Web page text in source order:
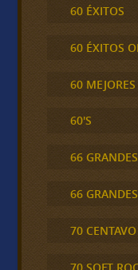
60 ÉXITOS
60 ÉXITOS
60
60'S
66
66
70 CENTAVO
70 SOFT